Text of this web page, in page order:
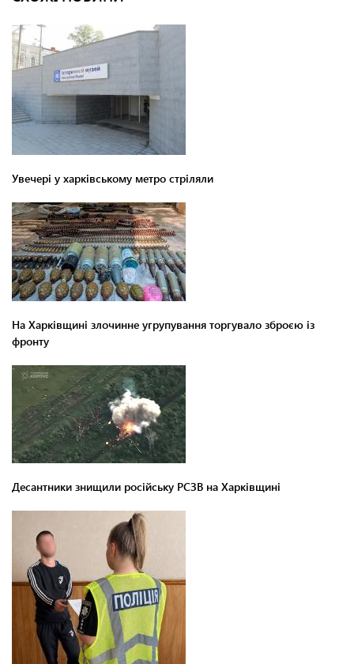
Увечері у харківському метро стріляли
На Харківщині злочинне угрупування торгувало зброєю із
фронту
Десантники знищили російську РСЗВ на Харківщині